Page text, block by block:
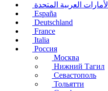
الأمارات العربية المتحدة
España
Deutschland
France
Italia
Россия
Москва
Нижний Тагил
Севастополь
Тольятти